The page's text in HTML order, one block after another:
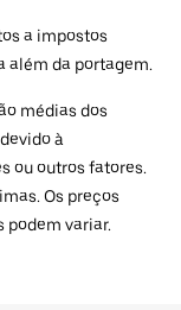
a impostos
além da portagem.
médias dos
à
ou outros fatores.
Os preços
podem variar.